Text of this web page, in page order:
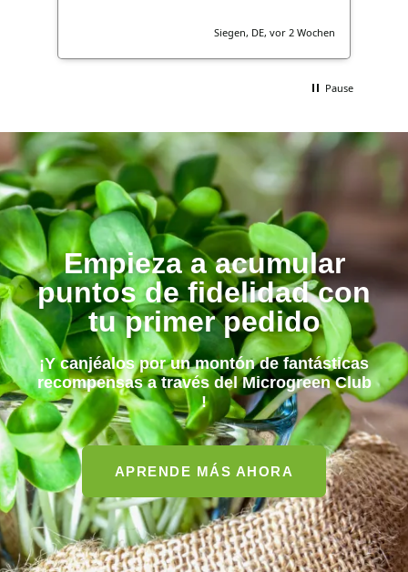
Siegen, DE, vor 2 Wochen
Pause
Empieza a acumular
puntos de fidelidad con
tu primer pedido
¡Y canjéalos por un montón de fantásticas
recompensas a través delMicrogreen Club
!
APRENDE MÁS AHORA